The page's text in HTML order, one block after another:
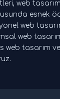
web
esnek
web
web
web tasarım